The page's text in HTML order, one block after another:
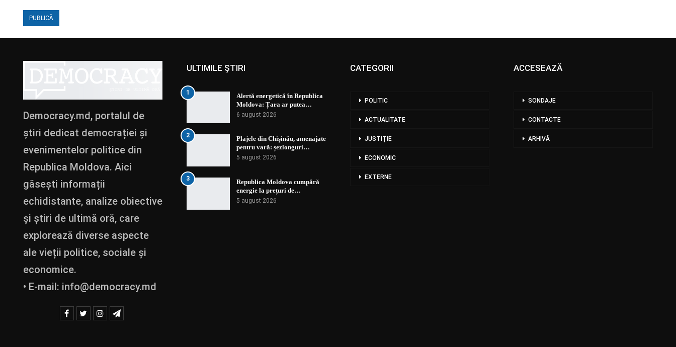
Democracy.md, portalul de
știri dedicat democrației și
evenimentelor politice din
Republica Moldova. Aici
găsești informații
echidistante, analize obiective
și știri de ultimă oră, care
explorează diverse aspecte
ale vieții politice, sociale și
economice.
• E-mail: info@democracy.md
ULTIMILE ȘTIRI
1
Alertă energetică în Republica
Moldova: Țara ar putea…
6 august 2026
2
Plajele din Chișinău, amenajate
pentru vară: șezlonguri…
5 august 2026
3
Republica Moldova cumpără
energie la prețuri de…
5 august 2026
CATEGORII
POLITIC
ACTUALITATE
JUSTIȚIE
ECONOMIC
EXTERNE
ACCESEAZĂ
SONDAJE
CONTACTE
ARHIVĂ